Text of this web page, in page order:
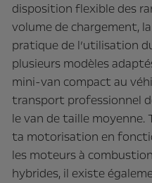
disposition flexible des
volume de chargement,
pratique de l’utilisation
plusieurs modèles
mini-van compact au
transport professionnel
le van de taille moyenne.
ta motorisation en
les moteurs à
hybrides, il existe